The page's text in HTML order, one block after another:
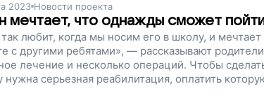
2023 Новости проекта
мечтает, что однажды сможет
любит, когда мы носим его в школу, и
с другими ребятами», — рассказывают
лечение и несколько операций. Чтобы
нужна серьезная реабилитация, оплатить